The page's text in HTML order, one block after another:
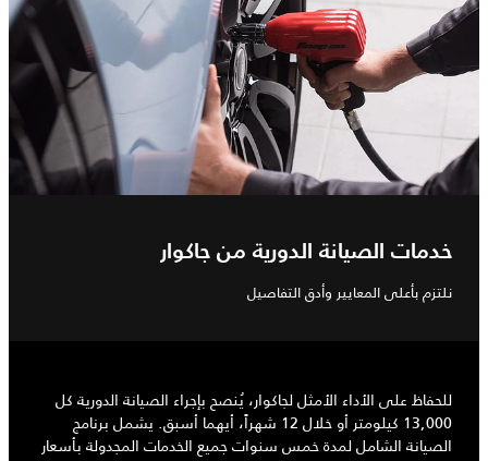
خدمات الصيانة الدورية من جاكوار
نلتزم بأعلى المعايير وأدق التفاصيل
للحفاظ على الأداء الأمثل لجاكوار، يُنصح بإجراء الصيانة الدورية كل
13,000 كيلومتر أو خلال 12 شهراً، أيهما أسبق. يشمل برنامج
الصيانة الشامل لمدة خمس سنوات جميع الخدمات المجدولة بأسعار